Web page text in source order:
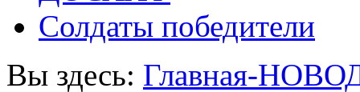
Солдаты победители
Вы здесь: Главная-